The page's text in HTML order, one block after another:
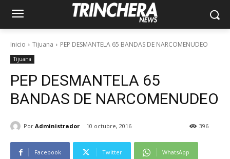
Inicio Tijuana PEP DESMANTELA 65 BANDAS DE NARCOMENUDEO
Tijuana
PEP DESMANTELA 65
BANDAS DE NARCOMENUDEO
Por Administrador 10 octubre, 2016 396
Facebook Twitter WhatsApp